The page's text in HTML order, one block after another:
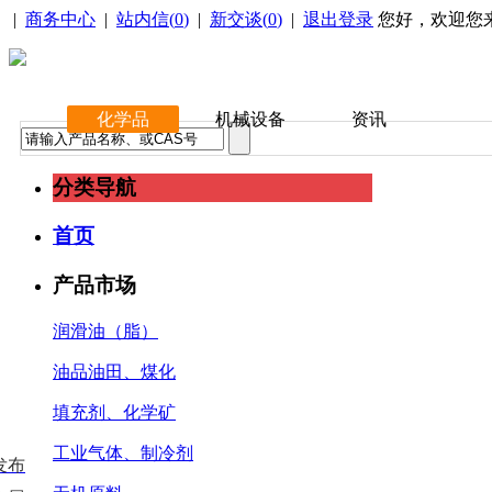
| 商务中心 | 站内信(0) | 新交谈(0) | 退出登录 您好，欢迎您
化学品 机械设备 资讯
分类导航
首页
产品市场
润滑油（脂）
油品油田、煤化
填充剂、化学矿
工业气体、制冷剂
布